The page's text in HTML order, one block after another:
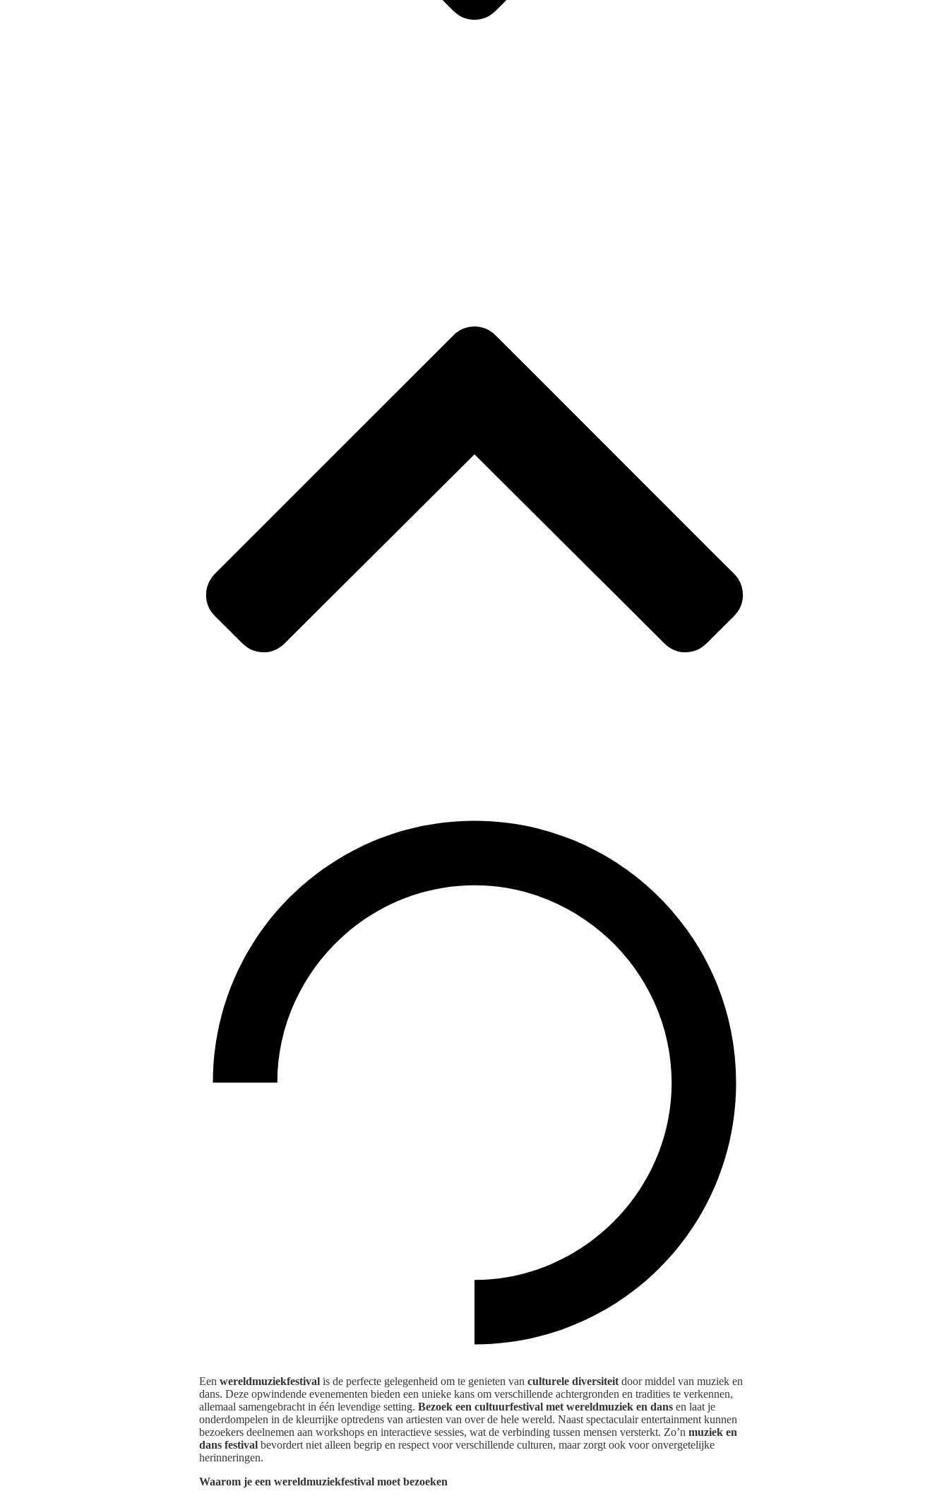
Een wereldmuziekfestival is de perfecte gelegenheid om te genieten van culturele diversiteit door middel van muziek en
dans. Deze opwindende evenementen bieden een unieke kans om verschillende achtergronden en tradities te verkennen,
allemaal samengebracht in één levendige setting. Bezoek een cultuurfestival met wereldmuziek en dans en laat je
onderdompelen in de kleurrijke optredens van artiesten van over de hele wereld. Naast spectaculair entertainment kunnen
bezoekers deelnemen aan workshops en interactieve sessies, wat de verbinding tussen mensen versterkt. Zo’n muziek en
dans festival bevordert niet alleen begrip en respect voor verschillende culturen, maar zorgt ook voor onvergetelijke
herinneringen.
Waarom je een wereldmuziekfestival moet bezoeken